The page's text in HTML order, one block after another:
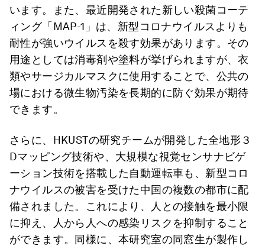
います。また、最近開発された新しい殺菌コーテ
ィング「MAP-1」は、新型コロナウイルスよりも
耐性が強いウイルスを殺す効果があります。その
用途としては消毒剤や塗料が挙げられますが、衣
類やサージカルマスクに使用することで、公共の
場における微生物汚染を長期的に防ぐ効果が期待
できます。
さらに、HKUSTの研究チームが開発した全地形３
Dマッピング技術や、大規模な視覚センサナビゲ
ーション技術を搭載した自動運転車も、新型コロ
ナウイルスの被害を受けた中国の複数の都市に配
備されました。これにより、人との接触を最小限
に抑え、人から人への感染リスクを抑制すること
ができます。同様に、本研究室の同窓生が製作し